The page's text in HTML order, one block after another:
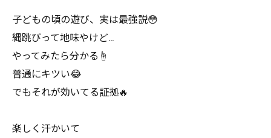
子どもの頃の遊び、実は最強説😳
縄跳びって地味やけど…
やってみたら分かる☝️
普通にキツい😂
でもそれが効いてる証拠🔥
楽しく汗かいて